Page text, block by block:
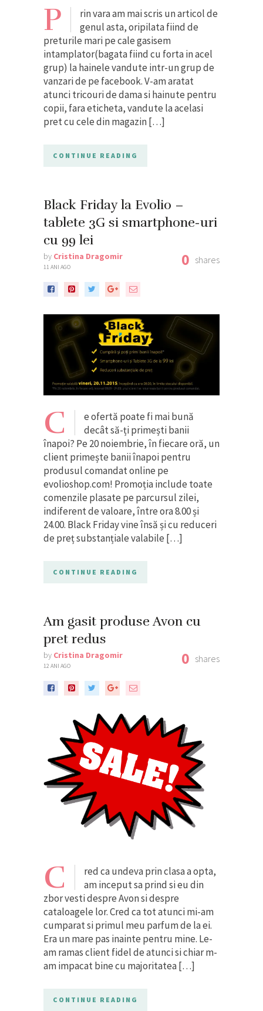
P
rin vara am mai scris un articol de
genul asta, oripilata fiind de
preturile mari pe cale gasisem
intamplator(bagata fiind cu forta in acel
grup) la hainele vandute intr-un grup de
vanzari de pe facebook. V-am aratat
atunci tricouri de dama si hainute pentru
copii, fara eticheta, vandute la acelasi
pret cu cele din magazin […]
CONTINUE READING
Black Friday la Evolio –
tablete 3G si smartphone-uri
cu 99 lei
by Cristina Dragomir
11 ANI AGO 0 shares
C
e ofertă poate fi mai bună
decât să-ți primești banii
înapoi? Pe 20 noiembrie, în fiecare oră, un
client primește banii înapoi pentru
produsul comandat online pe
evolioshop.com! Promoția include toate
comenzile plasate pe parcursul zilei,
indiferent de valoare, între ora 8.00 și
24.00. Black Friday vine însă și cu reduceri
de preț substanțiale valabile […]
CONTINUE READING
Am gasit produse Avon cu
pret redus
by Cristina Dragomir
12 ANI AGO 0 shares
C
red ca undeva prin clasa a opta,
am inceput sa prind si eu din
zbor vesti despre Avon si despre
cataloagele lor. Cred ca tot atunci mi-am
cumparat si primul meu parfum de la ei.
Era un mare pas inainte pentru mine. Le-
am ramas client fidel de atunci si chiar m-
am impacat bine cu majoritatea […]
CONTINUE READING